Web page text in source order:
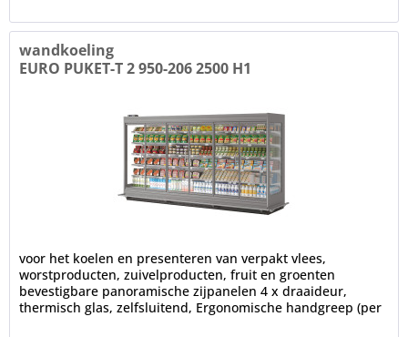
wandkoeling
EURO PUKET-T 2 950-206 2500 H1
voor het koelen en presenteren van verpakt vlees,
worstproducten, zuivelproducten, fruit en groenten
bevestigbare panoramische zijpanelen 4 x draaideur,
thermisch glas, zelfsluitend, Ergonomische handgreep (per